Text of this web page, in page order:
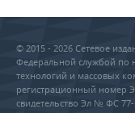
© 2015 - 2026 Сетевое
Федеральной службой по
технологий и массовых
регистрационный номер
свидетельство Эл № ФС 77-